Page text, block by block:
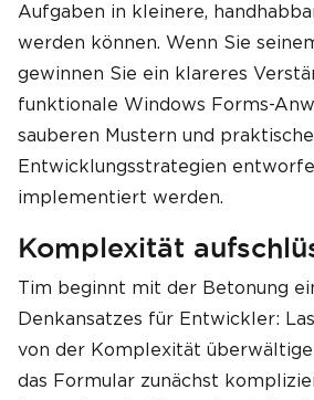
Aufgaben in kleinere,
werden können. Wenn Sie
gewinnen Sie ein klareres
funktionale Windows Forms-
sauberen Mustern und
Entwicklungsstrategien
implementiert werden.
Komplexität
Tim beginnt mit der Betonung
Denkansatzes für Entwickler:
von der Komplexität
das Formular zunächst